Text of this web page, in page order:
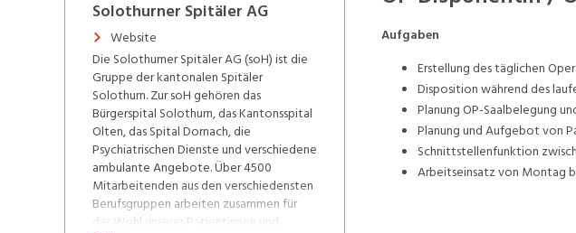
Solothurner Spitäler AG
Website
Die Solothurner Spitäler AG (soH) ist die
Gruppe der kantonalen Spitäler
Solothurn. Zur soH gehören das
Bürgerspital Solothurn, das Kantonsspital
Olten, das Spital Dornach, die
Psychiatrischen Dienste und verschiedene
ambulante Angebote. Über 4500
Mitarbeitenden aus den verschiedensten
Berufsgruppen arbeiten zusammen für
das Wohl unserer Patientinnen und
Aufgaben
Erstellung des täglichen
Disposition während des
Planung OP-Saalbelegung
Planung und Aufgebot von
Schnittstellenfunktion
Arbeitseinsatz von Montag